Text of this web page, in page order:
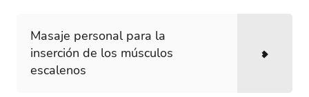
Masaje personal para la
inserción de los músculos
escalenos